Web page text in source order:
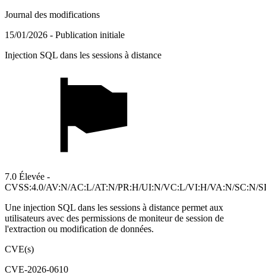
Journal des modifications
15/01/2026 - Publication initiale
Injection SQL dans les sessions à distance
7.0 Élevée -
CVSS:4.0/AV:N/AC:L/AT:N/PR:H/UI:N/VC:L/VI:H/VA:N/SC:N/
Une injection SQL dans les sessions à distance permet aux
utilisateurs avec des permissions de moniteur de session de
l'extraction ou modification de données.
CVE(s)
CVE-2026-0610